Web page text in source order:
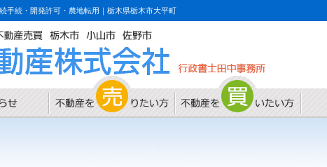
手続・開発許可・農地転用｜栃木県栃木市大平町